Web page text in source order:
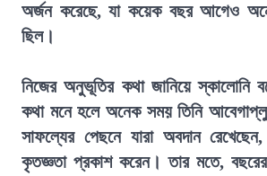
অর্জন করেছে, যা কয়েক বছর আগেও
ছিল।
নিজের অনুভূতির কথা জানিয়ে স্কালোনি
কথা মনে হলে অনেক সময় তিনি
সাফল্যের পেছনে যারা অবদান
কৃতজ্ঞতা প্রকাশ করেন। তার মতে,